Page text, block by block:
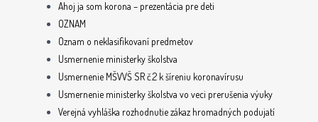
Ahoj ja som korona – prezentácia pre deti
OZNAM
Oznam o neklasifikovaní predmetov
Usmernenie ministerky školstva
Usmernenie MŠVVŠ SR č.2 k šíreniu koronavírusu
Usmernenie ministerky školstva vo veci prerušenia výuky
Verejná vyhláška rozhodnutie zákaz hromadných podujatí